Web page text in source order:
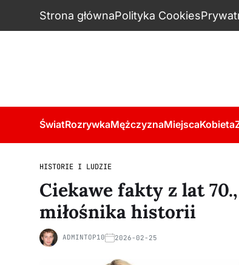
Strona głównaPolityka Cookies
ŚwiatRozrywkaMężczyznaMiejscaKobieta
HISTORIE I LUDZIE
Ciekawe fakty z lat
miłośnika historii
ADMINTOP10 2026-02-25